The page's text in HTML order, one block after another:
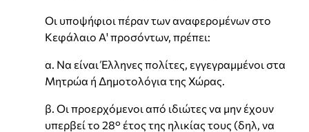
Οι υποψήφιοι πέραν των αναφερομένων στο
Κεφάλαιο Α' προσόντων, πρέπει:
α. Να είναι Έλληνες πολίτες, εγγεγραμμένοι στα
Μητρώα ή Δημοτολόγια της Χώρας.
β. Οι προερχόμενοι από ιδιώτες να μην έχουν
υπερβεί το 28° έτος της ηλικίας τους (δηλ, να